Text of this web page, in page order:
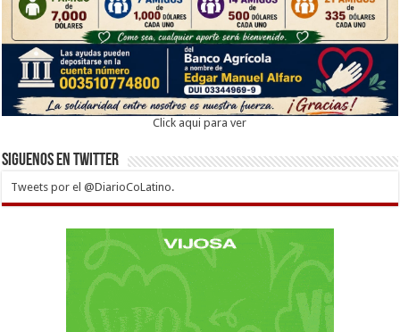
Click aqui para ver
Siguenos en twitter
Tweets por el @DiarioCoLatino.